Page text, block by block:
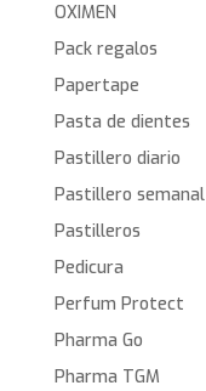
OXIMEN
Pack regalos
Papertape
Pasta de dientes
Pastillero diario
Pastillero semanal
Pastilleros
Pedicura
Perfum Protect
Pharma Go
Pharma TGM